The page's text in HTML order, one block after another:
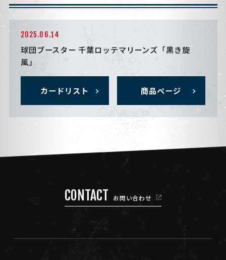
2025.06.14
球団ブースター 千葉ロッテマリーンズ「黒き旋
風」
カードリスト 商品ページ
CONTACT お問い合わせ